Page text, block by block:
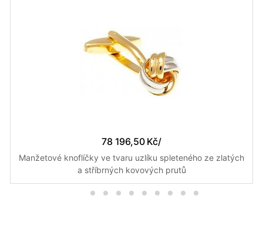
78 196,50 Kč/
Manžetové knoflíčky ve tvaru uzlíku spleteného ze zlatých
a stříbrných kovových prutů